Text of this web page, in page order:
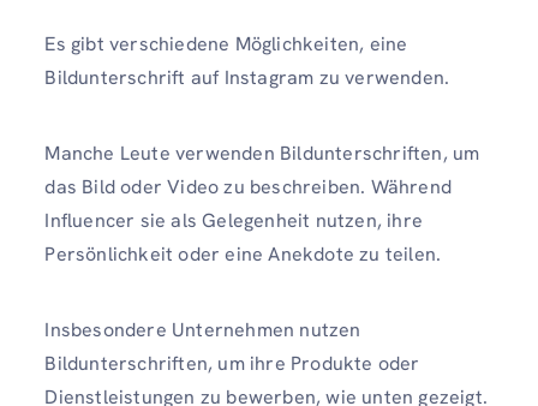
Es gibt verschiedene Möglichkeiten, eine
Bildunterschrift auf Instagram zu verwenden.
Manche Leute verwenden Bildunterschriften, um
das Bild oder Video zu beschreiben. Während
Influencer sie als Gelegenheit nutzen, ihre
Persönlichkeit oder eine Anekdote zu teilen.
Insbesondere Unternehmen nutzen
Bildunterschriften, um ihre Produkte oder
Dienstleistungen zu bewerben, wie unten gezeigt.